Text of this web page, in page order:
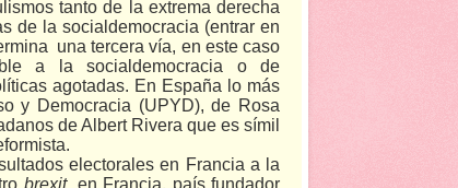
tanto de la extrema derecha
de la socialdemocracia (entrar en
una tercera vía, en este caso
a la socialdemocracia o de
agotadas. En España lo más
y Democracia (UPYD), de Rosa
de Albert Rivera que es símil
electorales en Francia a la
brexit
en Francia, país fundador